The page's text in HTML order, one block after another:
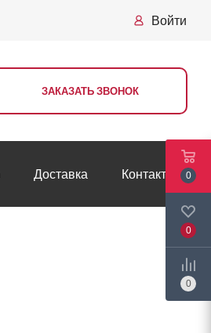
Войти
ЗАКАЗАТЬ ЗВОНОК
Доставка Контакты 0
0
0